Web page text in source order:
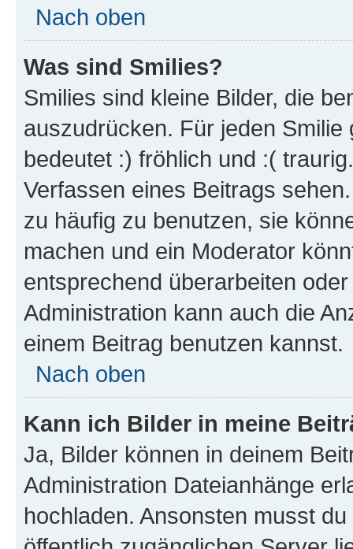
Nach oben
Was sind Smilies?
Smilies sind kleine Bilder, die
auszudrücken. Für jeden
bedeutet :) fröhlich und :(
Verfassen eines Beitrags
zu häufig zu benutzen, sie
machen und ein Moderator
entsprechend überarbeiten
Administration kann auch die
einem Beitrag benutzen kannst.
Nach oben
Kann ich Bilder in meine
Ja, Bilder können in deinem
Administration Dateianhänge
hochladen. Ansonsten musst